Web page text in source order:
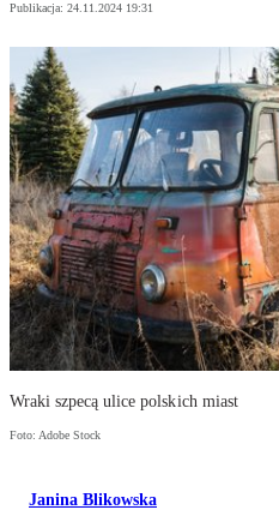
Publikacja: 24.11.2024 19:31
Wraki szpecą ulice polskich miast
Foto: Adobe Stock
Janina Blikowska